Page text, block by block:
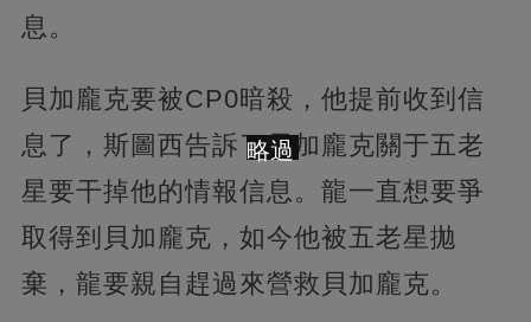
息。
貝加龐克要被CP0暗殺，他提前收到信
息了，斯圖西告訴了貝加龐克關于五老
星要干掉他的情報信息。龍一直想要爭
取得到貝加龐克，如今他被五老星拋
棄，龍要親自趕過來營救貝加龐克。
略過